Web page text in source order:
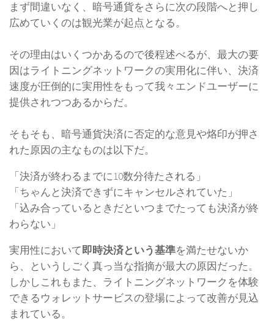
まず間違いなく、暗号通貨をさらに次の段階へと押し
広めていくのは観光業が起点となる。
その理由はいくつかあるので後程述べるが、最大の要
因はライトニングネットワークの実用化に伴い、決済
速度が圧倒的に実用性をもって我々エンドユーザーに
提供されつつあるからだ。
そもそも、暗号通貨決済に否定的な意見や烙印が押さ
れた原因の主なものは以下だ。
「決済が終わるまでに10数分待たされる」
「ちゃんと決済できずにキャンセルされていた」
「込み合っているときだといつまでたっても決済が終
わらない」
実用性において即時決済という基準を満たせないか
ら、というしごく真っ当な指摘が最大の原因だった。
しかしこれもまた、ライトニングネットワークを体験
できるウォレットサービスの登場によって改善が見込
まれている。